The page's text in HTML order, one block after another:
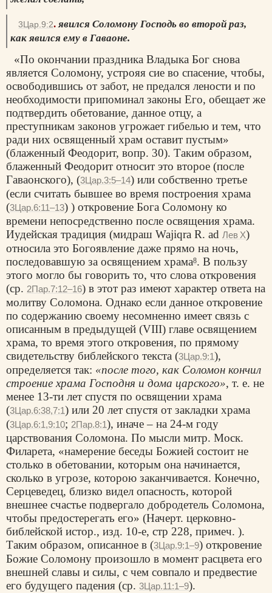
3Цар.9:2. явился Соломону Господь во второй раз,
как явился ему в Гаваоне.
«По окончании праздника Владыка Бог снова
является Соломону, устрояя сие во спасение, чтобы,
освободившись от забот, не предался лености и по
необходимости припоминал законы Его, обещает же
подтвердить обетование, данное отцу, а
преступникам законов угрожает гибелью и тем, что
ради них освященный храм оставит пустым»
(блаженный Феодорит, вопр. 30). Таким образом,
блаженный Феодорит относит это второе (после
Гаваонского), (3Цар.3:5–14) или собственно третье
(если считать бывшее во время построения храма
(3Цар.6:11–13) ) откровение Бога Соломону ко
времени непосредственно после освящения храма.
Иудейская традиция (мидраш Wajiqra R. ad Лев X)
относила это Богоявление даже прямо на ночь,
последовавшую за освящением храма8. В пользу
этого могло бы говорить то, что слова откровения
(ср. 2Пар.7:12–16) в этот раз имеют характер ответа на
молитву Соломона. Однако если данное откровение
по содержанию своему несомненно имеет связь с
описанным в предыдущей (VIII) главе освящением
храма, то время этого откровения, по прямому
свидетельству библейского текста (3Цар.9:1),
определяется так: «после того, как Соломон кончил
строение храма Господня и дома царского», т. е. не
менее 13-ти лет спустя по освящении храма
(3Цар.6:38,7:1) или 20 лет спустя от закладки храма
(3Цар.6:1,9:10; 2Пар.8:1), иначе – на 24-м году
царствования Соломона. По мысли митр. Моск.
Филарета, «намерение беседы Божией состоит не
столько в обетовании, которым она начинается,
сколько в угрозе, которою заканчивается. Конечно,
Серцеведец, близко видел опасность, которой
внешнее счастье подвергало добродетель Соломона,
чтобы предостерегать его» (Начерт. церковно-
библейской истор., изд. 10-е, стр 228, примеч. ).
Таким образом, описанное в (3Цар.9:1–9) откровение
Божие Соломону произошло в момент расцвета его
внешней славы и силы, с чем совпало и предвестие
его будущего падения (ср. 3Цар.11:1–9).